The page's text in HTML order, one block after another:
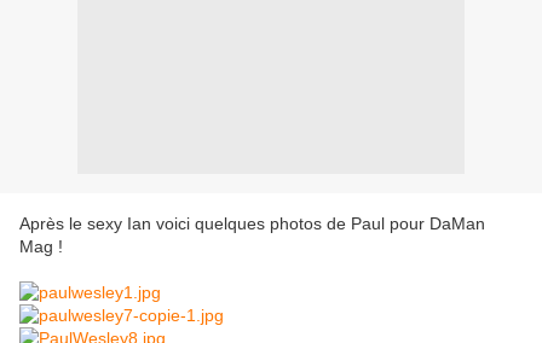
Après le sexy Ian voici quelques photos de Paul pour DaMan
Mag !